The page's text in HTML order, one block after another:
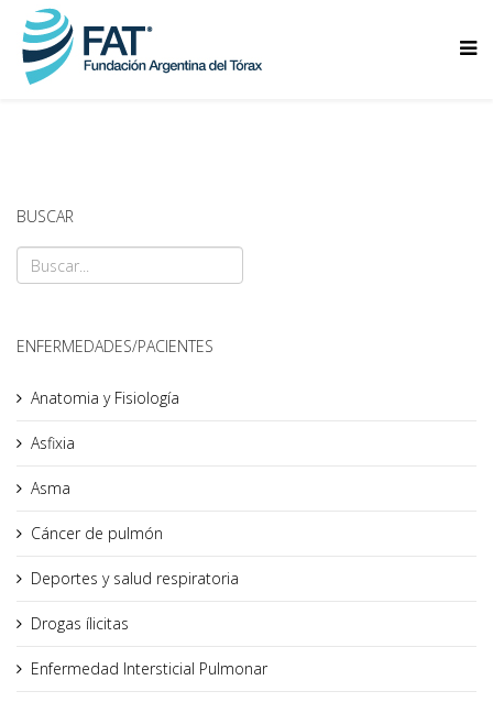
BUSCAR
ENFERMEDADES/PACIENTES
Anatomia y Fisiología
Asfixia
Asma
Cáncer de pulmón
Deportes y salud respiratoria
Drogas ílicitas
Enfermedad Intersticial Pulmonar